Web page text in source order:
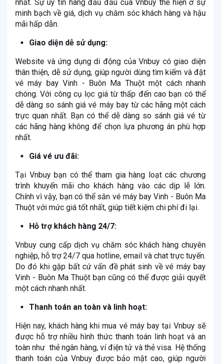
nhất. Sự uy tín hàng đầu đầu của Vnbuy thể hiện ở sự
minh bạch về giá, dịch vụ chăm sóc khách hàng và hậu
mãi hấp dẫn.
Giao diện dễ sử dụng:
Website và ứng dụng di động của Vnbuy có giao diện
thân thiện, dễ sử dụng, giúp người dùng tìm kiếm và đặt
vé máy bay Vinh - Buôn Ma Thuột một cách nhanh
chóng. Với công cụ lọc giá từ thấp đến cao bạn có thể
dễ dàng so sánh giá vé máy bay từ các hãng một cách
trực quan nhất. Bạn có thể dễ dàng so sánh giá vé từ
các hãng hàng không để chọn lựa phương án phù hợp
nhất.
Giá vé ưu đãi:
Tại Vnbuy bạn có thể tham gia hàng loạt các chương
trình khuyến mãi cho khách hàng vào các dịp lễ lớn.
Chính vì vậy, bạn có thể săn vé máy bay Vinh - Buôn Ma
Thuột với mức giá tốt nhất, giúp tiết kiệm chi phí đi lại.
Hỗ trợ khách hàng 24/7:
Vnbuy cung cấp dịch vụ chăm sóc khách hàng chuyên
nghiệp, hỗ trợ 24/7 qua hotline, email và chat trực tuyến.
Do đó khi gặp bất cứ vấn đề phát sinh về vé máy bay
Vinh - Buôn Ma Thuột bạn cũng có thể được giải quyết
một cách nhanh nhất.
Thanh toán an toàn và linh hoạt:
Hiện nay, khách hàng khi mua vé máy bay tại Vnbuy sẽ
được hỗ trợ nhiều hình thức thanh toán linh hoạt và an
toàn như thẻ ngân hàng, ví điện tử và thẻ visa. Hệ thống
thanh toán của Vnbuy được bảo mật cao, giúp người